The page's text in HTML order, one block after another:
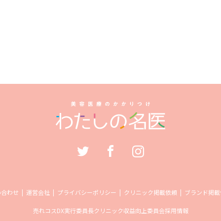
わせ 運営会社 プライバシーポリシー クリニック掲載依頼 ブランド掲
売れコスDX実行委員長クリニック収益向上委員会採用情報